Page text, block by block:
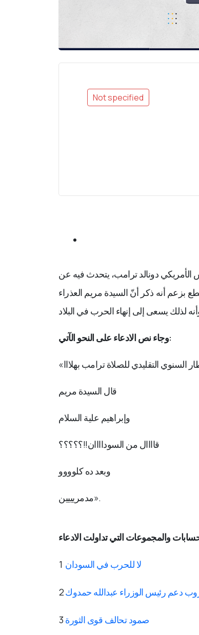
Not specified
الأمريكي دونالد ترامب، يتحدث فيه عن
بزعم أنه ذكر أنّ السيدة مريم العذراء
وجاء نص الادعاء على النحو الآتي:
«السنوي التقليدي للصلاة ترامب بهلااا
قال السيدة مريم
وإبراهيم علية السلام
قاااال من السوداااان!!؟؟؟؟؟
وبعد ده كلوووو
مدمريييين».
1
2
3صمود تحالف قوى الثورة